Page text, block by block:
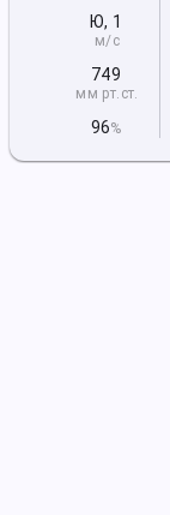
Ю, 1
м/с
749
мм рт.ст.
96%